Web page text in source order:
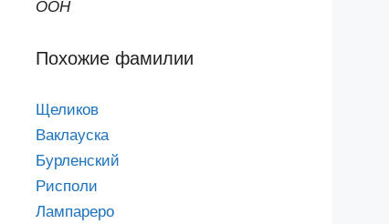
ООН
Похожие фамилии
Щеликов
Ваклауска
Бурленский
Рисполи
Лампареро